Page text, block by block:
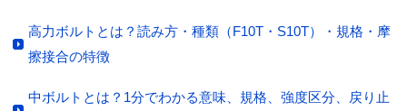
高力ボルトとは？読み方・種類（F10T・S10T）・規格・摩
擦接合の特徴
中ボルトとは？1分でわかる意味、規格、強度区分、戻り止